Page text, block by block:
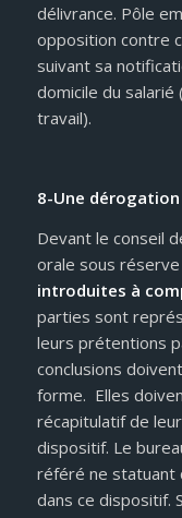
délivrance. Pôle
opposition contre
suivant sa
domicile du
travail).
8-Une
Devant le conseil
orale sous réserve
introduites à
parties sont
leurs prétentions
conclusions
forme. Elles
récapitulatif de
dispositif. Le
référé ne statuant
dans ce dispositif.